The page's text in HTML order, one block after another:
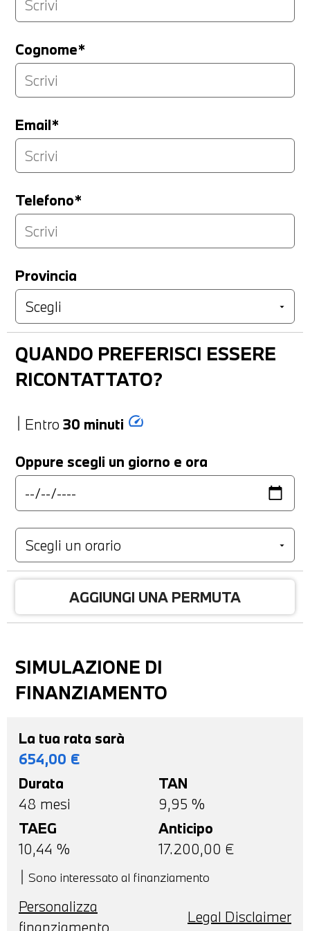
Cognome*
Email*
Telefono*
Provincia
QUANDO PREFERISCI ESSERE
RICONTATTATO?
Entro 30 minuti speed
Oppure scegli un giorno e ora
AGGIUNGI UNA PERMUTA
SIMULAZIONE DI
FINANZIAMENTO
La tua rata sarà
654,00 €
Durata
48 mesi
TAN
9,95 %
TAEG
10,44 %
Anticipo
17.200,00 €
Sono interessato al finanziamento
Personalizza
finanziamento
Legal Disclaimer